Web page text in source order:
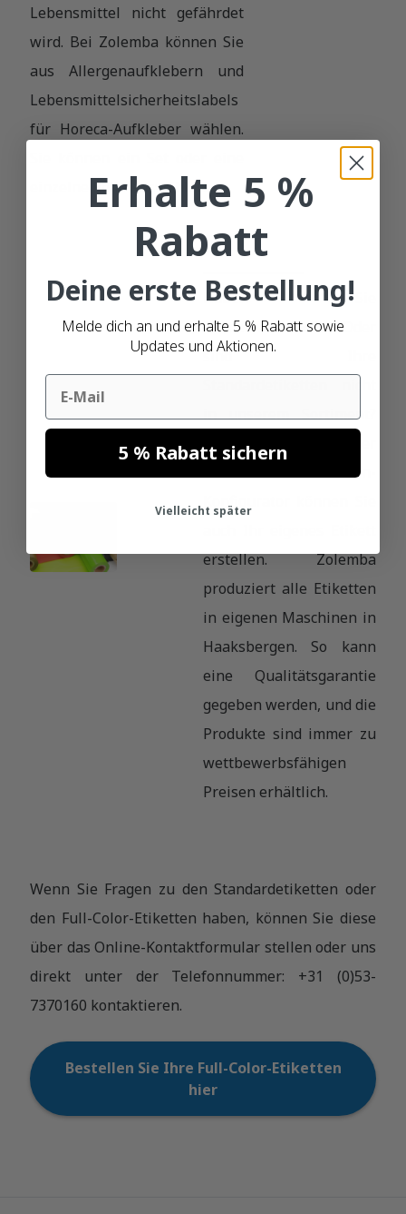
Lebensmittel nicht gefährdet
wird. Bei Zolemba können Sie
aus Allergenaufklebern und
Lebensmittelsicherheitslabels
für Horeca-Aufkleber wählen.
einzelne Rolle auswählen.
Haben Sie
Sonderwünsche? Oder
sind Ihre
Standardetiketten nicht
in unserem Sortiment?
Kein Problem! Über
unseren Etiketten-
Konfigurator können Sie
erstellen. Zolemba
produziert alle Etiketten
in eigenen Maschinen in
Haaksbergen. So kann
eine Qualitätsgarantie
gegeben werden, und die
Produkte sind immer zu
wettbewerbsfähigen
Preisen erhältlich.
Wenn Sie Fragen zu den Standardetiketten oder
den Full-Color-Etiketten haben, können Sie diese
über das Online-Kontaktformular stellen oder uns
direkt unter der Telefonnummer: +31 (0)53-
7370160 kontaktieren.
Bestellen Sie Ihre Full-Color-Etiketten
hier
Erhalte 5 %
Rabatt
Deine erste Bestellung!
Melde dich an und erhalte 5 % Rabatt sowie
Updates und Aktionen.
Email
5 % Rabatt sichern
Vielleicht später